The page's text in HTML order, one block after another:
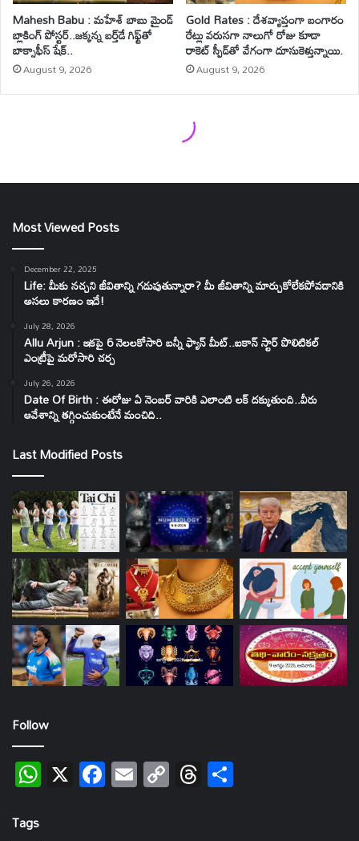
Most Viewed Posts
December 22, 2025
Life: మీకు నచ్చని జీవితాన్ని గడుపుతున్నారా? మీ జీవితాన్ని మార్చుకోలేకపోవడానికి
అసలు కారణం ఇదే!
July 28, 2026
Allu Arjun : ఇకపై 6 నెలలకోసారి బన్నీ ఫ్యాన్ మీట్..ఐకాన్ స్టార్ పొలిటికల్
ఎంట్రీపై మరోసారి చర్చ
July 26, 2026
Date Of Birth : ఈరోజు ఏ నెంబర్ వారికి ఎలాంటి లక్ దక్కుతుంది..వీరు
ఆవేశాన్ని తగ్గించుకుంటేనే మంచిది..
Last Modified Posts
Follow
WhatsApp
X Facebook
EmailCopy
Link
Threads
Tags